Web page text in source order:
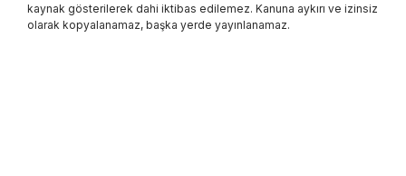
kaynak gösterilerek dahi iktibas edilemez. Kanuna aykırı ve izinsiz
olarak kopyalanamaz, başka yerde yayınlanamaz.